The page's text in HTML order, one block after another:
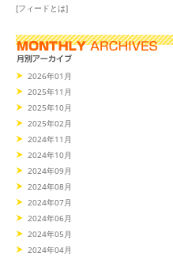
[フィードとは]
2026年01月
2025年11月
2025年10月
2025年02月
2024年11月
2024年10月
2024年09月
2024年08月
2024年07月
2024年06月
2024年05月
2024年04月